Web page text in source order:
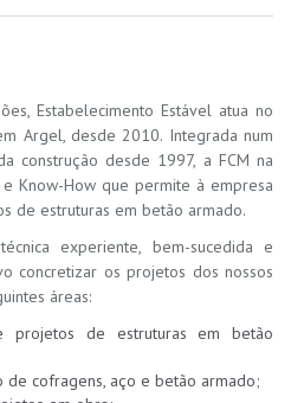
Estabelecimento Estável atua no
Argel, desde 2010. Integrada num
construção desde 1997, a FCM na
Know-How que permite à empresa
de estruturas em betão armado.
experiente, bem-sucedida e
concretizar os projetos dos nossos
áreas:
projetos de estruturas em betão
de cofragens, aço e betão armado;